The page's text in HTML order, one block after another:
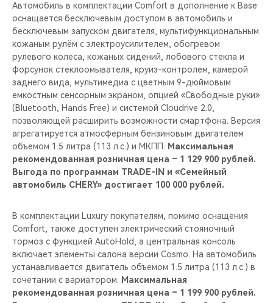
Автомобиль в комплектации Comfort в дополнение к Base
оснащается бесключевым доступом в автомобиль и
бесключевым запуском двигателя, мультифункциональным
кожаным рулём c электроусилителем, обогревом
рулевого колеса, кожаных сидений, лобового стекла и
форсунок стеклоомывателя, круиз-контролем, камерой
заднего вида, мультимедиа с цветным 9-дюймовым
емкостным сенсорным экраном, опцией «Свободные руки»
(Bluetooth, Hands Free) и системой Cloudrive 2.0,
позволяющей расширить возможности смартфона. Версия
агрегатируется атмосферным бензиновым двигателем
объемом 1.5 литра (113 л.с.) и МКПП.
Максимальная
рекомендованная розничная цена – 1 129 900 рублей.
Выгода по программам TRADE-IN и «Семейный
автомобиль CHERY» достигает 100 000 рублей.
В комплектации Luxury покупателям, помимо оснащения
Comfort, также доступен электрический стояночный
тормоз с функцией AutoHold, а центральная консоль
включает элементы салона верcии Cosmo. На автомобиль
устанавливается двигатель объемом 1.5 литра (113 л.с.) в
сочетании с вариатором.
Максимальная
рекомендованная розничная цена – 1 199 900 рублей.